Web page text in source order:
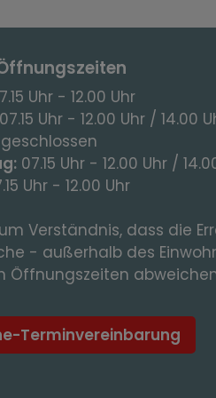
Uhr - 12.00 Uhr
07.15 Uhr - 12.00 Uhr / 14.00
geschlossen
07.15 Uhr - 12.00 Uhr /
Uhr - 12.00 Uhr
Verständnis, dass die
- außerhalb des
Öffnungszeiten
Terminvereinbarung